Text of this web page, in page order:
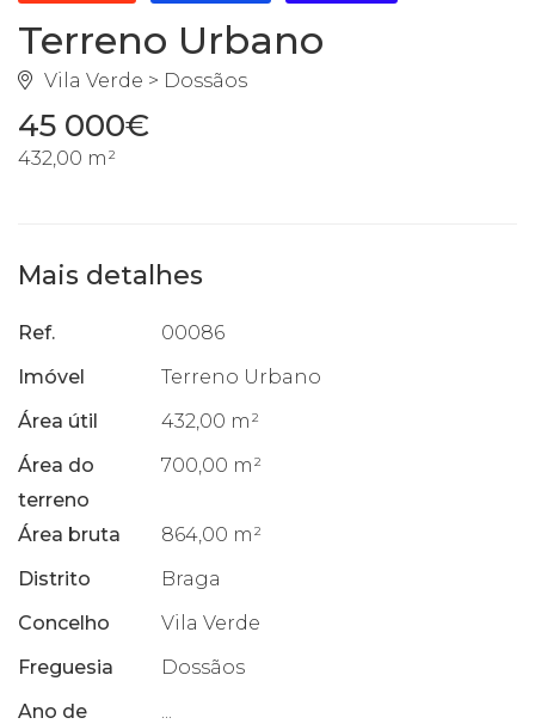
Terreno Urbano
Vila Verde > Dossãos
45 000€
432,00 m²
Mais detalhes
Ref.
00086
Imóvel
Terreno Urbano
Área útil
432,00 m²
Área do
terreno
700,00 m²
Área bruta
864,00 m²
Distrito
Braga
Concelho
Vila Verde
Freguesia
Dossãos
Ano de